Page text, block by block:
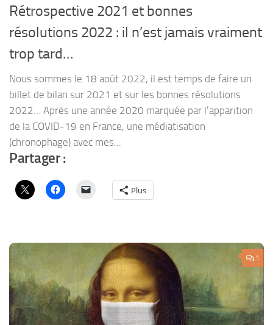
Rétrospective 2021 et bonnes
résolutions 2022 : il n’est jamais vraiment
trop tard…
Nous sommes le 18 août 2022, il est temps de faire un
billet de bilan sur 2021 et sur les bonnes résolutions
2022… Après une année 2020 marquée par l’apparition
de la COVID-19 en France, une médiatisation
(chronophage) avec mes...
Partager :
Plus
1